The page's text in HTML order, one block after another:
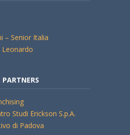
– Senior Italia
Leonardo
Studi Erickson S.p.A.
di Padova